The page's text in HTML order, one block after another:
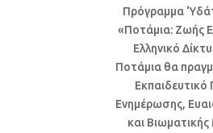
Πρόγραμμα
«Ποτάμια: Ζωής
Ελληνικό
Ποτάμια θα
Ενημέρωσης,
και